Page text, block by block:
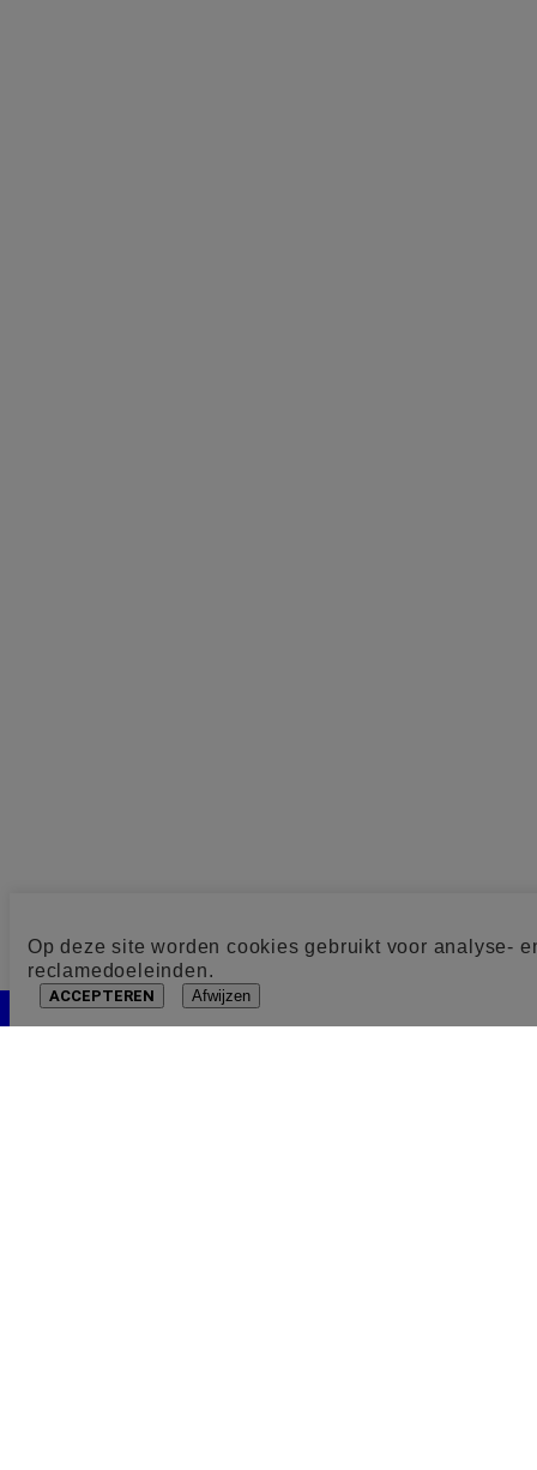
Op deze site worden cookies gebruikt voor analyse-
reclamedoeleinden.
ACCEPTEREN Afwijzen
Cookie toestemming